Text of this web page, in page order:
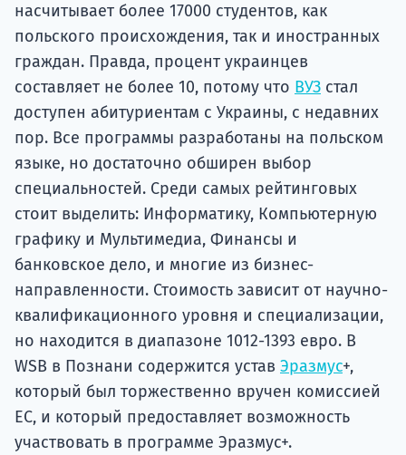
насчитывает более 17000 студентов, как
польского происхождения, так и иностранных
граждан. Правда, процент украинцев
составляет не более 10, потому что ВУЗ стал
доступен абитуриентам с Украины, с недавних
пор. Все программы разработаны на польском
языке, но достаточно обширен выбор
специальностей. Среди самых рейтинговых
стоит выделить: Информатику, Компьютерную
графику и Мультимедиа, Финансы и
банковское дело, и многие из бизнес-
направленности. Стоимость зависит от научно-
квалификационного уровня и специализации,
но находится в диапазоне 1012-1393 евро. В
WSB в Познани содержится устав Эразмус+,
который был торжественно вручен комиссией
ЕС, и который предоставляет возможность
участвовать в программе Эразмус+.